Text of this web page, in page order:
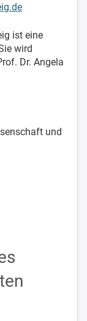
ist eine
wird
Dr. Angela
und